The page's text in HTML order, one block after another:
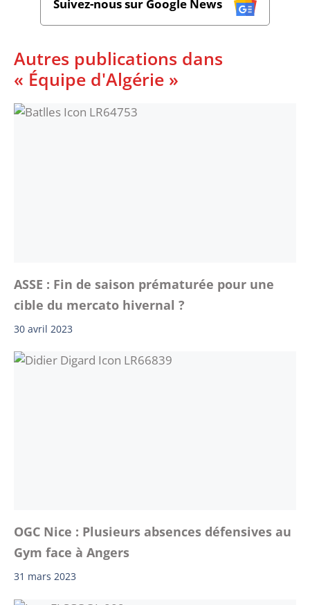
Suivez-nous sur Google News
Autres publications dans
« Équipe d'Algérie »
ASSE : Fin de saison prématurée pour une
cible du mercato hivernal ?
30 avril 2023
OGC Nice : Plusieurs absences défensives au
Gym face à Angers
31 mars 2023